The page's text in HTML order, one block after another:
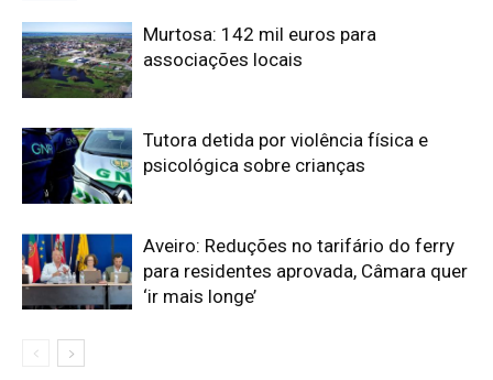
Murtosa: 142 mil euros para
associações locais
Tutora detida por violência física e
psicológica sobre crianças
Aveiro: Reduções no tarifário do ferry
para residentes aprovada, Câmara quer
‘ir mais longe’